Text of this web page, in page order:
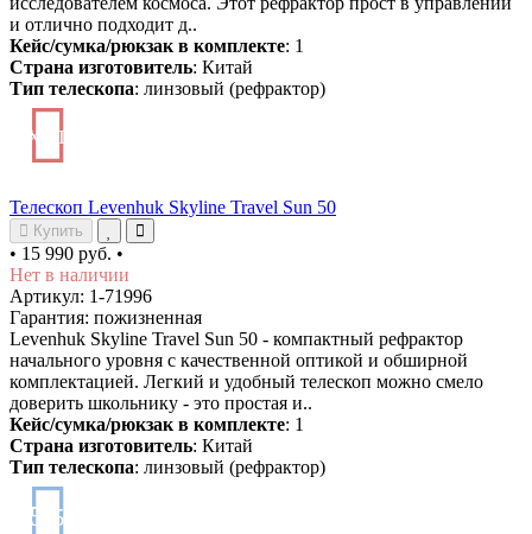
и отлично подходит д..
Кейс/сумка/рюкзак в комплекте: 1
Страна изготовитель: Китай
Тип телескопа: линзовый (рефрактор)
ХИТ
Телескоп Levenhuk Skyline Travel Sun 50
Купить
• 15 990 руб. •
Нет в наличии
Артикул: 1-71996
Гарантия: пожизненная
Levenhuk Skyline Travel Sun 50 - компактный рефрактор
начального уровня с качественной оптикой и обширной
комплектацией. Легкий и удобный телескоп можно смело
доверить школьнику - это простая и..
Кейс/сумка/рюкзак в комплекте: 1
Страна изготовитель: Китай
Тип телескопа: линзовый (рефрактор)
5 /5